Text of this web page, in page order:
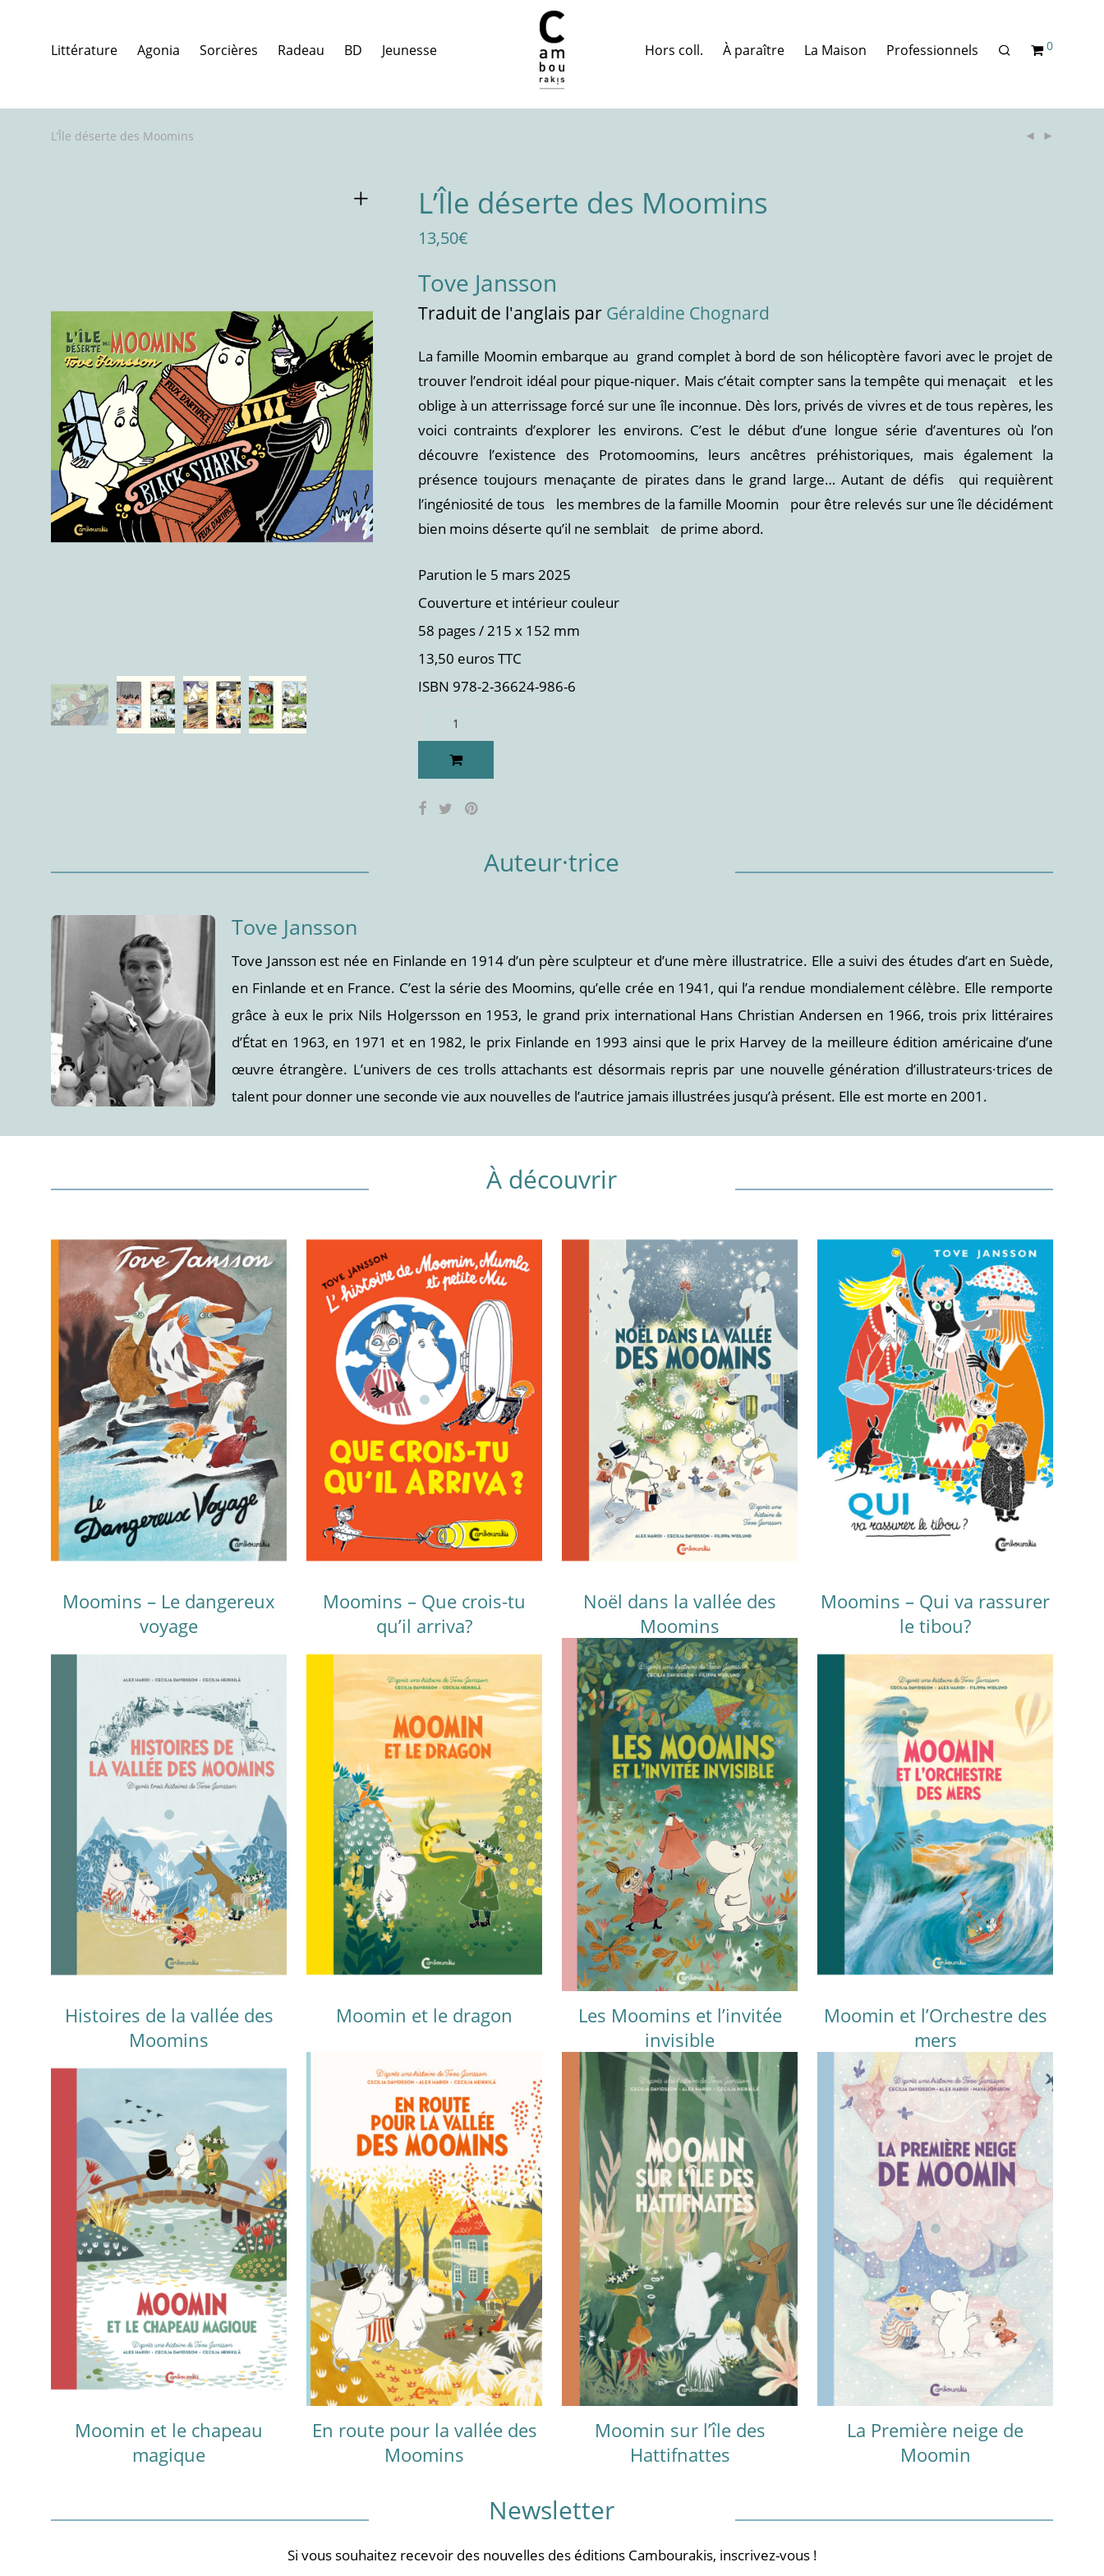
Littérature Agonia Sorcières Radeau BD Jeunesse Hors coll. À paraître La Maison Professionnels 0
L’Île déserte des Moomins
L’Île déserte des Moomins
13,50€
Tove Jansson
Traduit de l'anglais par Géraldine Chognard
La famille Moomin embarque au grand complet à bord de son hélicoptère favori avec le projet de
trouver l’endroit idéal pour pique-niquer. Mais c’était compter sans la tempête qui menaçait et les
oblige à un atterrissage forcé sur une île inconnue. Dès lors, privés de vivres et de tous repères, les
voici contraints d’explorer les environs. C’est le début d’une longue série d’aventures où l’on
découvre l’existence des Protomoomins, leurs ancêtres préhistoriques, mais également la
présence toujours menaçante de pirates dans le grand large… Autant de défis qui requièrent
l’ingéniosité de tous les membres de la famille Moomin pour être relevés sur une île décidément
bien moins déserte qu’il ne semblait de prime abord.
Parution le 5 mars 2025
Couverture et intérieur couleur
58 pages / 215 x 152 mm
13,50 euros TTC
ISBN 978-2-36624-986-6
Auteur·trice
Tove Jansson
Tove Jansson est née en Finlande en 1914 d’un père sculpteur et d’une mère illustratrice. Elle a suivi des études d’art en Suède,
en Finlande et en France. C’est la série des Moomins, qu’elle crée en 1941, qui l’a rendue mondialement célèbre. Elle remporte
grâce à eux le prix Nils Holgersson en 1953, le grand prix international Hans Christian Andersen en 1966, trois prix littéraires
d’État en 1963, en 1971 et en 1982, le prix Finlande en 1993 ainsi que le prix Harvey de la meilleure édition américaine d’une
œuvre étrangère. L’univers de ces trolls attachants est désormais repris par une nouvelle génération d’illustrateurs·trices de
talent pour donner une seconde vie aux nouvelles de l’autrice jamais illustrées jusqu’à présent. Elle est morte en 2001.
À découvrir
Moomins – Le dangereux
voyage
Moomins – Que crois-tu
qu’il arriva?
Noël dans la vallée des
Moomins
Moomins – Qui va rassurer
le tibou?
Histoires de la vallée des
Moomins
Moomin et le dragon
Les Moomins et l’invitée
invisible
Moomin et l’Orchestre des
mers
Moomin et le chapeau
magique
En route pour la vallée des
Moomins
Moomin sur l’île des
Hattifnattes
La Première neige de
Moomin
Newsletter
Si vous souhaitez recevoir des nouvelles des éditions Cambourakis, inscrivez-vous !